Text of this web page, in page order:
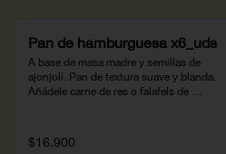
Pan de hamburguesa x6_uds
A base de masa madre y semillas de
ajonjolí. Pan de textura suave y blanda.
Añádele carne de res o falafels de
$16.900